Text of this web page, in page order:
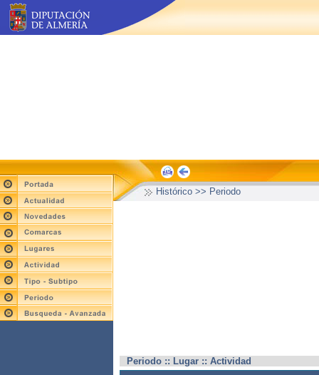
Histórico >> Periodo
Periodo :: Lugar :: Actividad